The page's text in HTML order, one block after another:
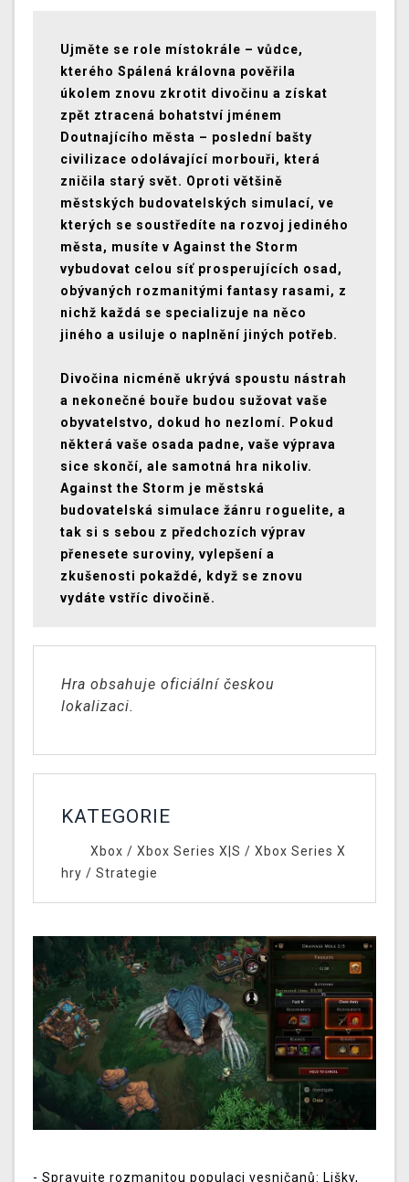
Ujměte se role místokrále – vůdce,
kterého Spálená královna pověřila
úkolem znovu zkrotit divočinu a získat
zpět ztracená bohatství jménem
Doutnajícího města – poslední bašty
civilizace odolávající morbouři, která
zničila starý svět. Oproti většině
městských budovatelských simulací, ve
kterých se soustředíte na rozvoj jediného
města, musíte v Against the Storm
vybudovat celou síť prosperujících osad,
obývaných rozmanitými fantasy rasami, z
nichž každá se specializuje na něco
jiného a usiluje o naplnění jiných potřeb.
Divočina nicméně ukrývá spoustu nástrah
a nekonečné bouře budou sužovat vaše
obyvatelstvo, dokud ho nezlomí. Pokud
některá vaše osada padne, vaše výprava
sice skončí, ale samotná hra nikoliv.
Against the Storm je městská
budovatelská simulace žánru roguelite, a
tak si s sebou z předchozích výprav
přenesete suroviny, vylepšení a
zkušenosti pokaždé, když se znovu
vydáte vstříc divočině.
Hra obsahuje oficiální českou
lokalizaci.
KATEGORIE
Xbox / Xbox Series X|S / Xbox Series X
hry / Strategie
- Spravujte rozmanitou populaci vesničanů: Lišky,